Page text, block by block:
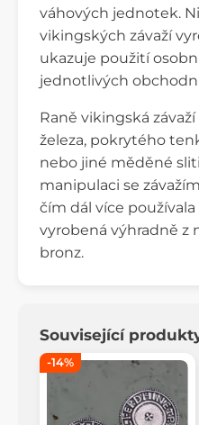
váhových jednotek.
vikingských závaží
ukazuje použití
jednotlivých
Raně vikingská
železa, pokrytého
nebo jiné měděné
manipulaci se
čím dál více
vyrobená výhradně z
bronz.
Související
-14%